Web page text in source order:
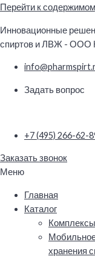
Перейти к
Инновационные
спиртов и ЛВЖ - ООО
Задать вопрос
+7 (495) 266-62-
Заказать звонок
Меню
Главная
Каталог
хранения